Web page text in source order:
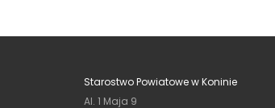
Starostwo Powiatowe w Koninie
Al. 1 Maja 9